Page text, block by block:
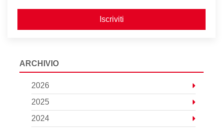
Iscriviti
ARCHIVIO
2026
2025
2024